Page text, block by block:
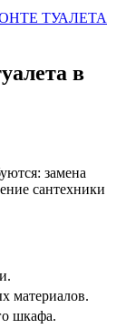
ТУАЛЕТА
в
замена
сантехники
материалов.
шкафа.